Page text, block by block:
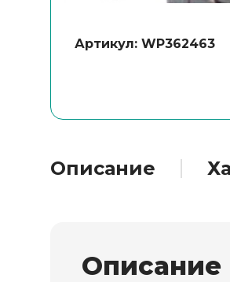
Артикул: WP362463
Описание
Описание